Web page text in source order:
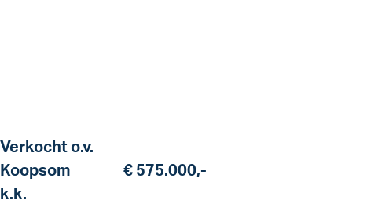
Verkocht o.v.
Koopsom
€ 575.000,-
k.k.